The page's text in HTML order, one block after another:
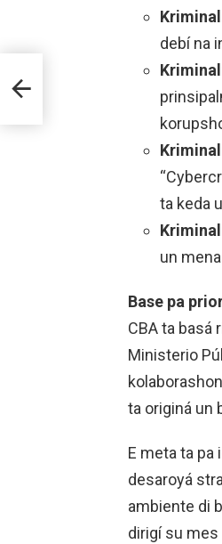
debí na
ta keda
un
Base pa
CBA ta basá
Ministerio
ta originá un
E meta ta
desaroyá
ambiente di
dirigí su mes